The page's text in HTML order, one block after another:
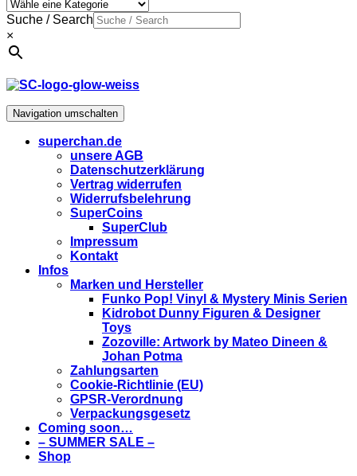
Suche / Search
×
Navigation umschalten
superchan.de
unsere AGB
Datenschutzerklärung
Vertrag widerrufen
Widerrufsbelehrung
SuperCoins
SuperClub
Impressum
Kontakt
Infos
Marken und Hersteller
Funko Pop! Vinyl & Mystery Minis Serien
Kidrobot Dunny Figuren & Designer
Toys
Zozoville: Artwork by Mateo Dineen &
Johan Potma
Zahlungsarten
Cookie-Richtlinie (EU)
GPSR-Verordnung
Verpackungsgesetz
Coming soon…
– SUMMER SALE –
Shop